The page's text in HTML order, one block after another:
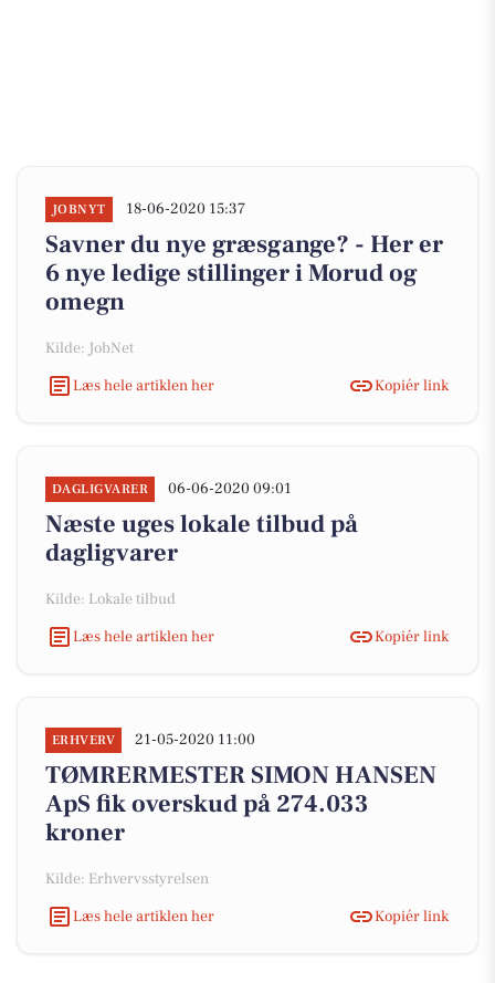
JOBNYT 18-06-2020 15:37
Savner du nye græsgange? - Her er
6 nye ledige stillinger i Morud og
omegn
Kilde: JobNet
Læs hele artiklen her
Kopiér link
DAGLIGVARER 06-06-2020 09:01
Næste uges lokale tilbud på
dagligvarer
Kilde: Lokale tilbud
Læs hele artiklen her
Kopiér link
ERHVERV 21-05-2020 11:00
TØMRERMESTER SIMON HANSEN
ApS fik overskud på 274.033
kroner
Kilde: Erhvervsstyrelsen
Læs hele artiklen her
Kopiér link